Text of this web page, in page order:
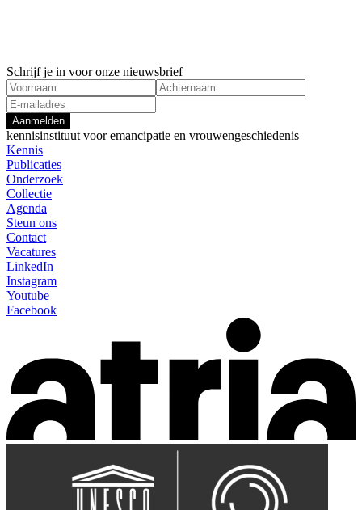
Schrijf je in voor onze nieuwsbrief
Aanmelden
kennisinstituut voor emancipatie en vrouwengeschiedenis
Kennis
Publicaties
Onderzoek
Collectie
Agenda
Steun ons
Contact
Vacatures
LinkedIn
Instagram
Youtube
Facebook